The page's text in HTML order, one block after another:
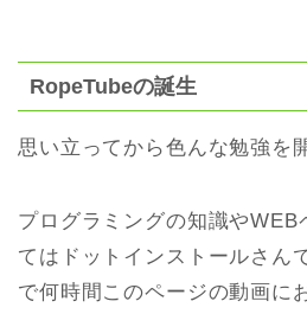
RopeTubeの誕生
思い立ってから色んな勉強を
プログラミングの知識やWEB
てはドットインストールさん
で何時間このページの動画に